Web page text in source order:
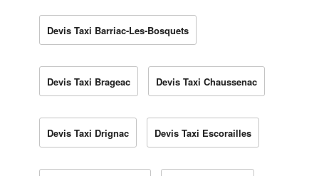
Devis Taxi Barriac-Les-Bosquets
Devis Taxi Brageac Devis Taxi Chaussenac
Devis Taxi Drignac Devis Taxi Escorailles